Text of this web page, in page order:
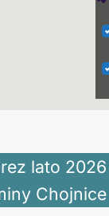
lato
Chojnice